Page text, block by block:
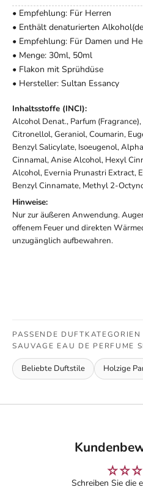
• Empfehlung: Für Herren
• Enthält denaturierten
• Empfehlung: Für Damen und
• Menge: 30ml, 50ml
• Flakon mit Sprühdüse
• Hersteller: Sultan Essancy
Inhaltsstoffe (INCI):
Alcohol Denat., Parfum
Citronellol, Geraniol, Coumarin,
Benzyl Salicylate, Isoeugenol,
Cinnamal, Anise Alcohol, Hexyl
Alcohol, Evernia Prunastri Extract,
Benzyl Cinnamate, Methyl 2-
Hinweise:
Nur zur äußeren Anwendung.
offenem Feuer und direkten
unzugänglich aufbewahren.
PASSENDE
SAUVAGE EAU DE PERFUME
Beliebte Duftstile Holzige
Schreiben Sie die